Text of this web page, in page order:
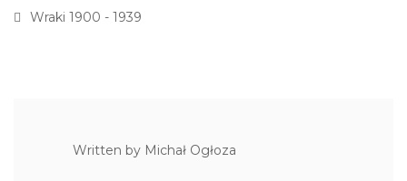
Wraki 1900 - 1939
Written by Michał Ogłoza